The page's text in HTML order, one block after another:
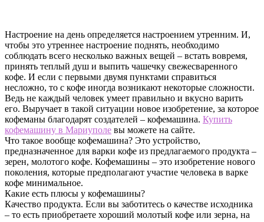
Настроение на день определяется настроением утренним. И,
чтобы это утреннее настроение поднять, необходимо
соблюдать всего несколько важных вещей – встать вовремя,
принять теплый душ и выпить чашечку свежесваренного
кофе. И если с первыми двумя пунктами справиться
несложно, то с кофе иногда возникают некоторые сложности.
Ведь не каждый человек умеет правильно и вкусно варить
его. Выручает в такой ситуации новое изобретение, за которое
кофеманы благодарят создателей – кофемашина. Купить
кофемашину в Мариуполе вы можете на сайте.
Что такое вообще кофемашина? Это устройство,
предназначенное для варки кофе из предлагаемого продукта –
зерен, молотого кофе. Кофемашины – это изобретение нового
поколения, которые предполагают участие человека в варке
кофе минимальное.
Какие есть плюсы у кофемашины?
Качество продукта. Если вы заботитесь о качестве исходника
– то есть приобретаете хороший молотый кофе или зерна, на